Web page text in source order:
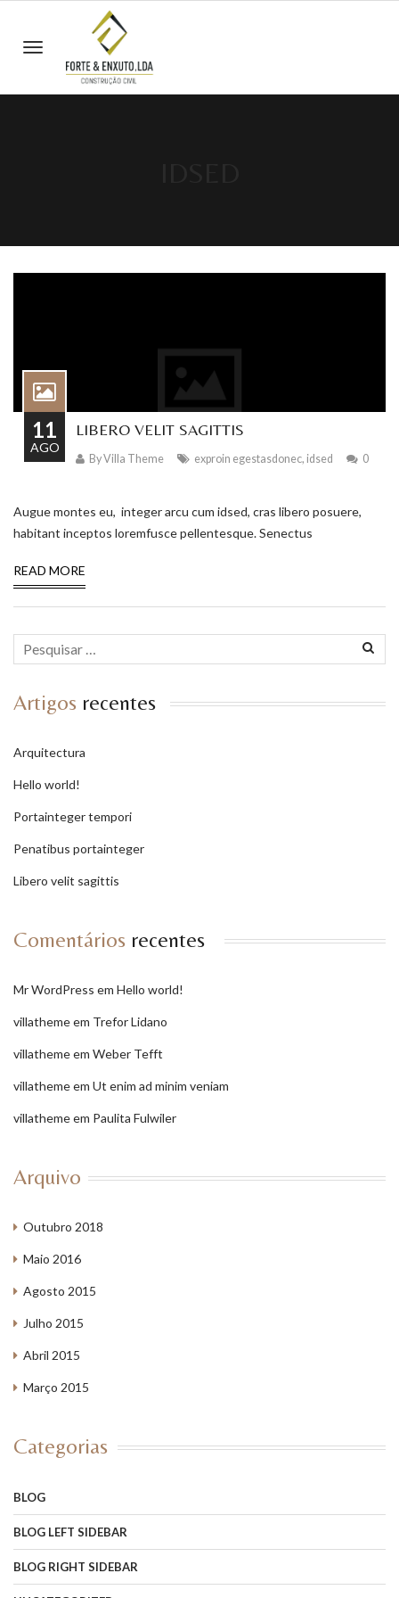
11
AGO
LIBERO VELIT SAGITTIS
ByVilla Theme exproin egestasdonec, idsed 0
Augue montes eu, integer arcu cum idsed, cras libero posuere,
habitant inceptos loremfusce pellentesque. Senectus
READ MORE
Artigos recentes
Arquitectura
Hello world!
Portainteger tempori
Penatibus portainteger
Libero velit sagittis
Comentários recentes
Mr WordPress em Hello world!
villathemeem Trefor Lidano
villathemeem Weber Tefft
villathemeem Ut enim ad minim veniam
villathemeem Paulita Fulwiler
Arquivo
Outubro 2018
Maio 2016
Agosto 2015
Julho 2015
Abril 2015
Março 2015
Categorias
BLOG
BLOG LEFT SIDEBAR
BLOG RIGHT SIDEBAR